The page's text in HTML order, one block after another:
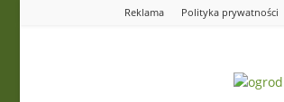
Reklama Polityka prywatności